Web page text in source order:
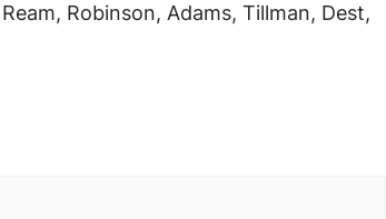
Robinson, Adams, Tillman, Dest,